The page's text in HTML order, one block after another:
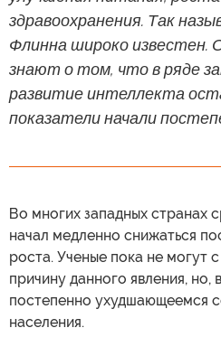
здравоохранения. Так
Флинна широко известен.
знают о том, что в ряде
развитие интеллекта
показатели начали
Во многих западных странах
начал медленно снижаться
роста. Ученые пока не могут
причину данного явления, но,
постепенно ухудшающеемся
населения.